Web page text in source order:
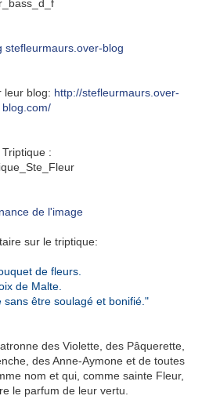
stefleurmaurs.over-blog
leur blog: http://stefleurmaurs.over-
blog.com/
Triptique :
de l'image
sur le triptique:
de fleurs.
de Malte.
être soulagé et bonifié."
des Violette, des Pâquerette,
des Anne-Aymone et de toutes
nom et qui, comme sainte Fleur,
le parfum de leur vertu.